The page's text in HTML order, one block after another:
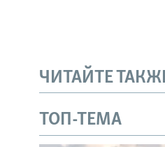
ЧИТАЙТЕ
ТОП-ТЕМА